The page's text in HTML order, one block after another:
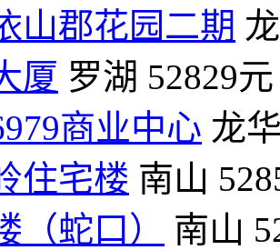
山郡花园二期
厦 罗湖 52829元
商业中心 龙
住宅楼 南山
（蛇口）
南山